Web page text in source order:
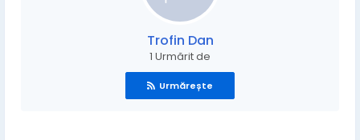
Trofin Dan
1 Urmărit de
Urmărește